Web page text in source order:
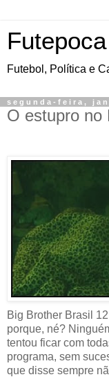
Futepoca
Futebol, Política e
segunda-feira,
O estupro no
Big Brother Brasil
porque, né?
tentou ficar com
programa, sem
que disse sempre